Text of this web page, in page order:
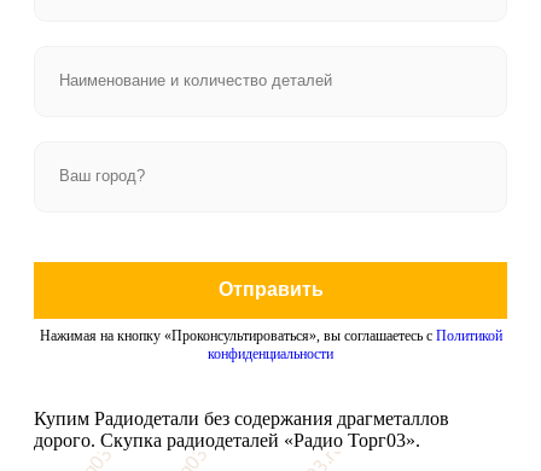
Отправить
Нажимая на кнопку «Проконсультироваться», вы соглашаетесь с Политикой
конфиденциальности
Купим Радиодетали без содержания драгметаллов
дорого. Скупка радиодеталей «Радио Торг03».